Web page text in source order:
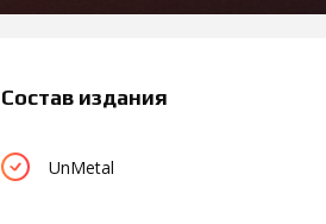
Состав издания
UnMetal